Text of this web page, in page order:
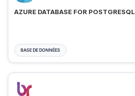
AZURE DATABASE FOR POSTGRESQL
BASE DE DONNÉES